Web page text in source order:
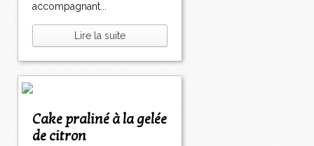
accompagnant...
Lire la suite
Cake praliné à la gelée
de citron